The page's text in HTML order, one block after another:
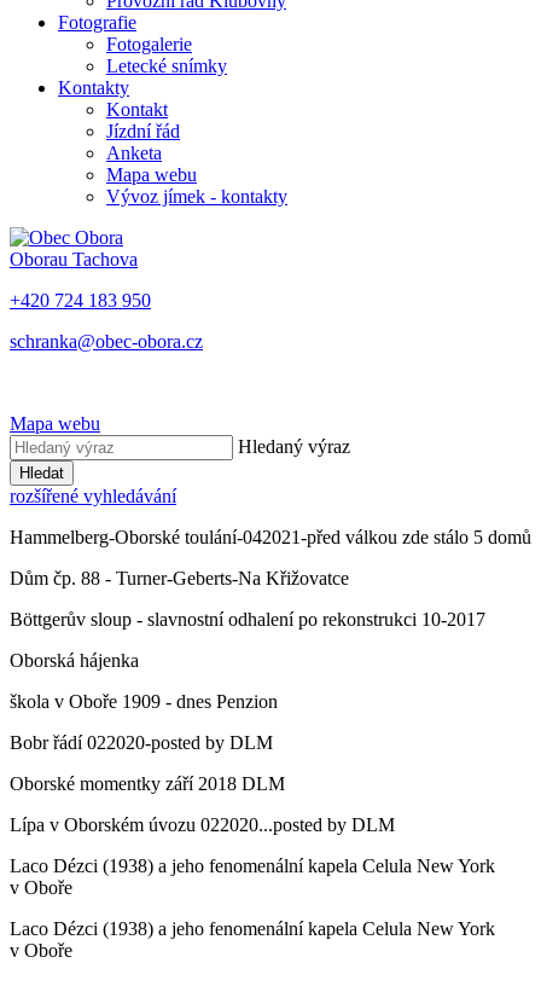
Fotografie
Fotogalerie
Letecké snímky
Kontakty
Kontakt
Jízdní řád
Anketa
Mapa webu
Vývoz jímek - kontakty
Oborau Tachova
+420 724 183 950
schranka@obec-obora.cz
Mapa webu
Hledaný výraz
Hledat
rozšířené vyhledávání
Hammelberg-Oborské toulání-042021-před válkou zde stálo 5 domů
Dům čp. 88 - Turner-Geberts-Na Křižovatce
Böttgerův sloup - slavnostní odhalení po rekonstrukci 10-2017
Oborská hájenka
škola v Oboře 1909 - dnes Penzion
Bobr řádí 022020-posted by DLM
Oborské momentky září 2018 DLM
Lípa v Oborském úvozu 022020...posted by DLM
Laco Dézci (1938) a jeho fenomenální kapela Celula New York
v Oboře
Laco Dézci (1938) a jeho fenomenální kapela Celula New York
v Oboře